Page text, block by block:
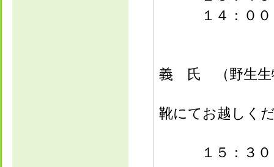
１４：００
義 氏 （野生生
靴にてお越しく
１５：３０